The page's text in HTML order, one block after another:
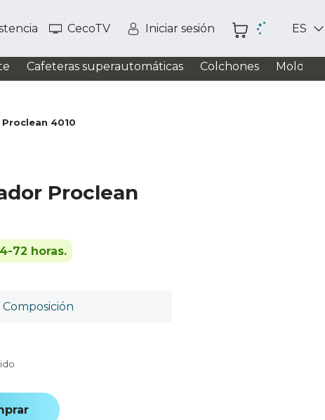
CecoTV Iniciar sesión ES
Cafeteras superautomáticas Colchones
4010
Proclean
72 horas.
Composición